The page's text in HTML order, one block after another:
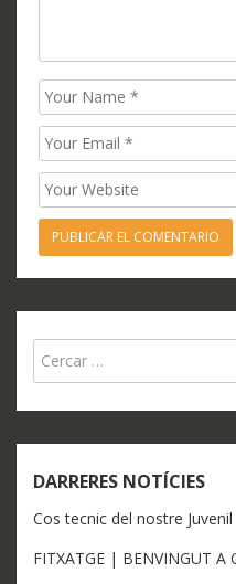
Name
Email
Website
DARRERES NOTÍCIES
Cos tecnic del nostre Juvenil
FITXATGE | BENVINGUT A